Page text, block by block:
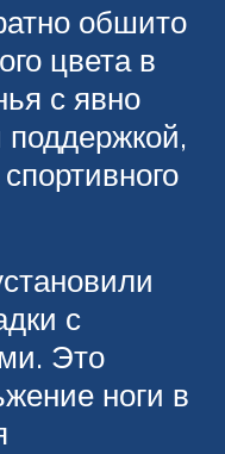
обшито
цвета в
с явно
с
Это
ноги в